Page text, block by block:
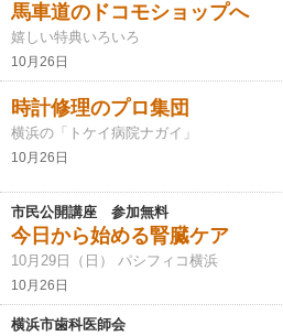
馬車道のドコモショップへ
嬉しい特典いろいろ
10月26日
時計修理のプロ集団
横浜の「トケイ病院ナガイ」
10月26日
市民公開講座 参加無料
今日から始める腎臓ケア
10月29日（日） パシフィコ横浜
10月26日
横浜市歯科医師会